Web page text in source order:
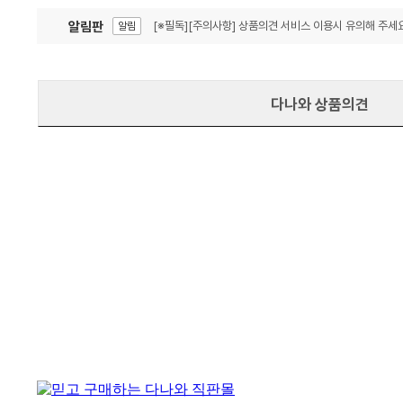
알림판 알림 [※필독][주의사항] 상품의견 서비스 이용시 유의해 주세
다나와 상품의견